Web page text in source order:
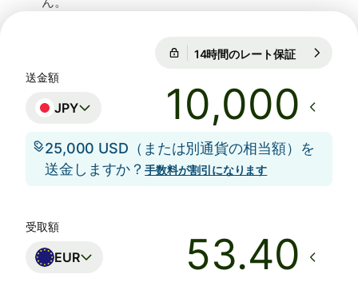
14時間のレート保証
送金額
JPY
25,000 USD（または別通貨の相当額）を
送金しますか？手数料が割引になります
受取額
EUR